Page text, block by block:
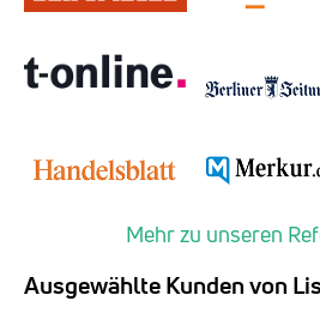
Mehr zu unseren
Ausgewählte Kunden von